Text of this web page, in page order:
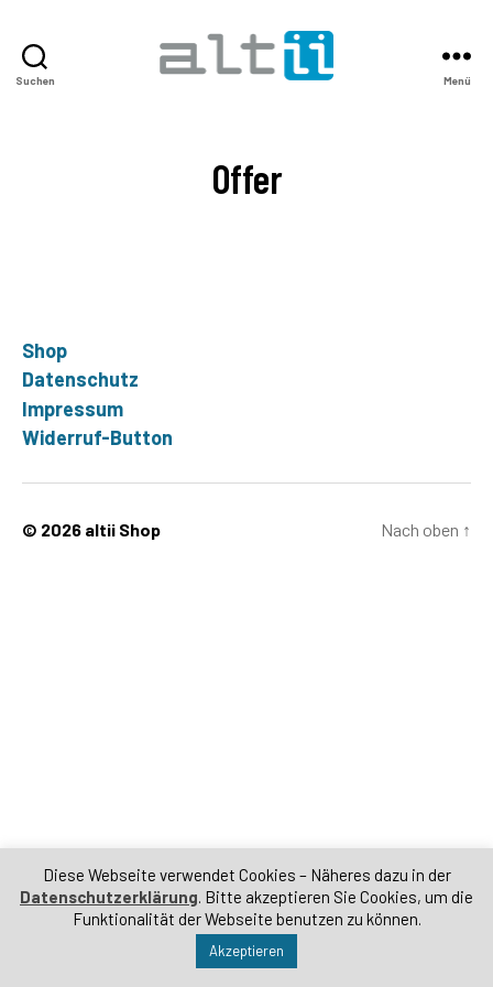
Suchen Menü
Offer
Shop
Datenschutz
Impressum
Widerruf-Button
© 2026 altii Shop Nach oben ↑
Diese Webseite verwendet Cookies – Näheres dazu in der
Datenschutzerklärung. Bitte akzeptieren Sie Cookies, um die
Funktionalität der Webseite benutzen zu können.
Akzeptieren